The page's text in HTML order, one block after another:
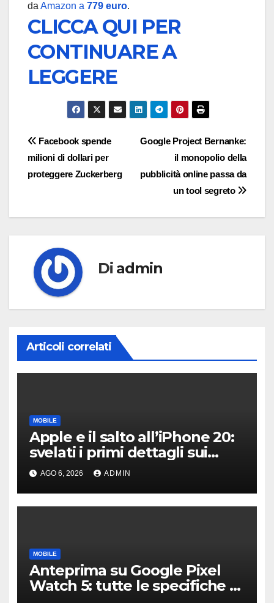
daAmazon a 779 euro.
CLICCA QUI PER
CONTINUARE A
LEGGERE
Navigazione
articoli
Google Project Bernanke:
il monopolio della
pubblicità online passa da
un tool segreto
Facebook spende
milioni di dollari per
proteggere Zuckerberg
Di admin
Articoli correlati
MOBILE
Apple e il salto all’iPhone 20:
svelati i primi dettagli sui
display dei futuri top di
gamma
AGO 6, 2026 ADMIN
MOBILE
Anteprima su Google Pixel
Watch 5: tutte le specifiche e